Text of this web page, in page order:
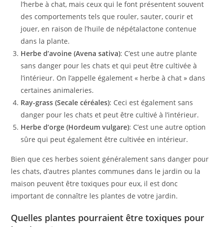
l’herbe à chat, mais ceux qui le font présentent souvent
des comportements tels que rouler, sauter, courir et
jouer, en raison de l’huile de népétalactone contenue
dans la plante.
Herbe d’avoine (Avena sativa): C’est une autre plante
sans danger pour les chats et qui peut être cultivée à
l’intérieur. On l’appelle également « herbe à chat » dans
certaines animaleries.
Ray-grass (Secale céréales): Ceci est également sans
danger pour les chats et peut être cultivé à l’intérieur.
Herbe d’orge (Hordeum vulgare): C’est une autre option
sûre qui peut également être cultivée en intérieur.
Bien que ces herbes soient généralement sans danger pour
les chats, d’autres plantes communes dans le jardin ou la
maison peuvent être toxiques pour eux, il est donc
important de connaître les plantes de votre jardin.
Quelles plantes pourraient être toxiques pour